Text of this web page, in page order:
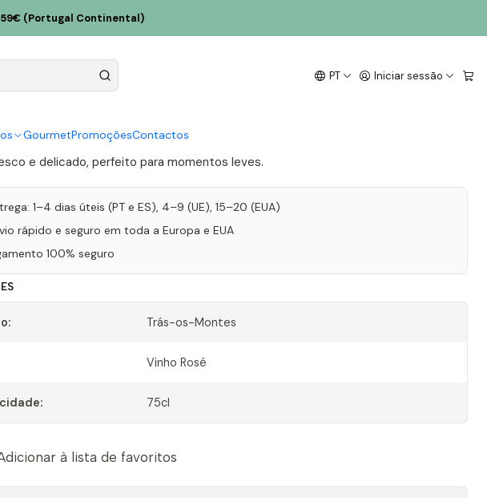
PT Iniciar sessão
GourmetPromoçõesContactos
59€ (Portugal Continental)
de Passos 2022 Trás-os-
e delicado, perfeito para momentos leves.
1–4 dias úteis (PT e ES), 4–9 (UE), 15–20 (EUA)
rápido e seguro em toda a Europa e EUA
100% seguro
Trás-os-Montes
Vinho Rosé
75cl
à lista de favoritos